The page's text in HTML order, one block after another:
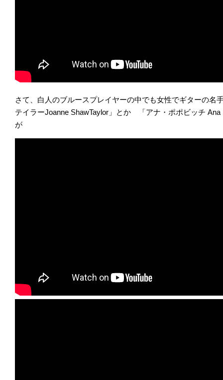
さて、白人のブルースプレイヤーの中でも女性でギターの名
テイラーJoanne ShawTaylor」とか 「アナ・ポポビッチ
が